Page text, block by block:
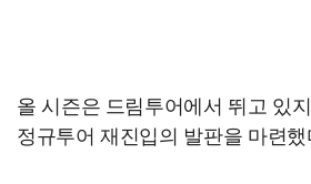
올 시즌은 드림투어에서 뛰고 있
정규투어 재진입의 발판을 마련했